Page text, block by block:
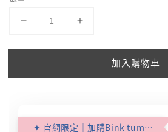
加入購物車
✦ 官網限定｜加購Bink tumbler 配件組 ✦ (限購1組）